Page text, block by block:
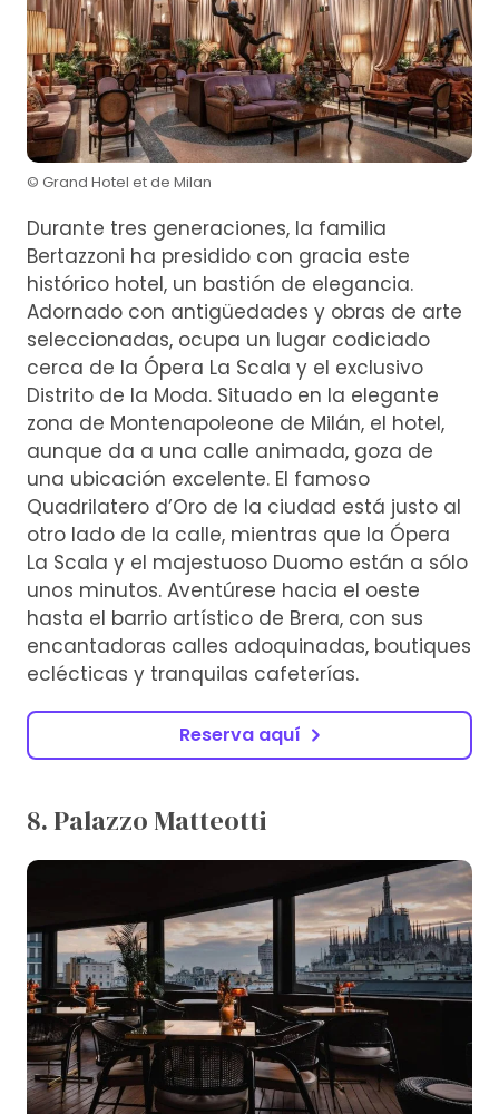
© Grand Hotel et de Milan
Durante tres generaciones, la familia
Bertazzoni ha presidido con gracia este
histórico hotel, un bastión de elegancia.
Adornado con antigüedades y obras de arte
seleccionadas, ocupa un lugar codiciado
cerca de la Ópera La Scala y el exclusivo
Distrito de la Moda. Situado en la elegante
zona de Montenapoleone de Milán, el hotel,
aunque da a una calle animada, goza de
una ubicación excelente. El famoso
Quadrilatero d’Oro de la ciudad está justo al
otro lado de la calle, mientras que la Ópera
La Scala y el majestuoso Duomo están a sólo
unos minutos. Aventúrese hacia el oeste
hasta el barrio artístico de Brera, con sus
encantadoras calles adoquinadas, boutiques
eclécticas y tranquilas cafeterías.
Reserva aquí
8. Palazzo Matteotti